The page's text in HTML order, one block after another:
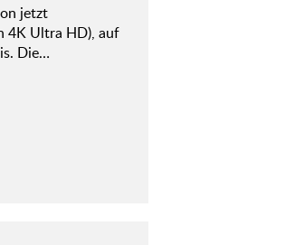
jetzt
4K Ultra HD), auf
Die…